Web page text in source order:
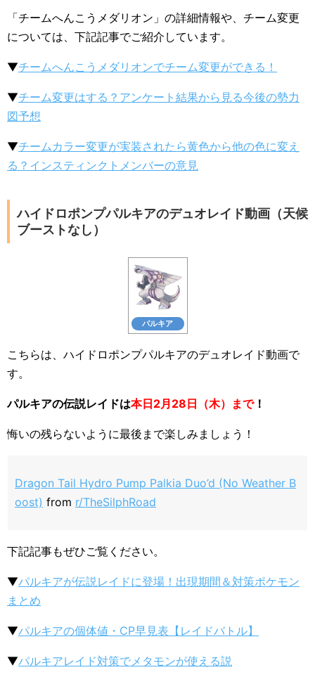
「チームへんこうメダリオン」の詳細情報や、チーム変更
については、下記記事でご紹介しています。
▼チームへんこうメダリオンでチーム変更ができる！
▼チーム変更はする？アンケート結果から見る今後の勢力
図予想
▼チームカラー変更が実装されたら黄色から他の色に変え
る？インスティンクトメンバーの意見
ハイドロポンプパルキアのデュオレイド動画（天候
ブーストなし）
パルキア
こちらは、ハイドロポンプパルキアのデュオレイド動画で
す。
パルキアの伝説レイドは本日2月28日（木）まで！
悔いの残らないように最後まで楽しみましょう！
Dragon Tail Hydro Pump Palkia Duo’d (No Weather B
oost) from r/TheSilphRoad
下記記事もぜひご覧ください。
▼パルキアが伝説レイドに登場！出現期間＆対策ポケモン
まとめ
▼パルキアの個体値・CP早見表【レイドバトル】
▼パルキアレイド対策でメタモンが使える説